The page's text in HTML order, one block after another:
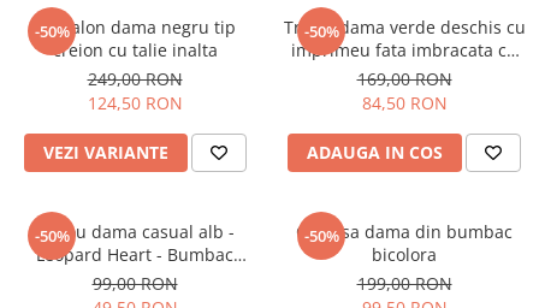
-50%
Pantalon dama negru tip
creion cu talie inalta
249,00 RON
124,50 RON
VEZI VARIANTE
-50%
Tricou dama verde deschis cu
imprimeu fata imbracata cu
alb si inghetata in mana
169,00 RON
84,50 RON
ADAUGA IN COS
-50%
Tricou dama casual alb -
Leopard Heart - Bumbac
Organic
99,00 RON
-50%
Camasa dama din bumbac
bicolora
199,00 RON